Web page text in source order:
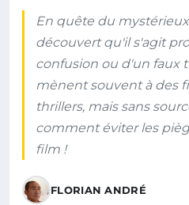
En quête du mystérieux
découvert qu'il s'agit
confusion ou d'un faux
mènent souvent à des
thrillers, mais sans
comment éviter les
film !
FLORIAN ANDRÉ